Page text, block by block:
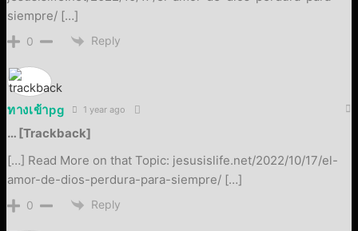
siempre/ […]
0 Reply
ทางเข้าpg 1 year ago
… [Trackback]
[…] Read More on that Topic: jesusislife.net/2022/10/17/el-
amor-de-dios-perdura-para-siempre/ […]
0 Reply